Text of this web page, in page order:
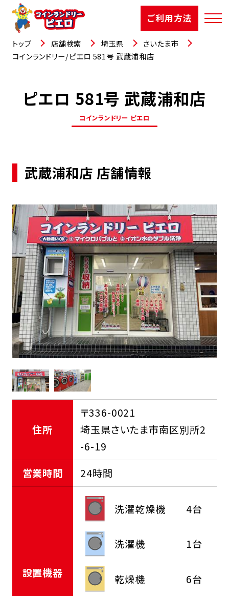
ご利用方法
店舗検索
選ばれる理由
お知らせ
お役立コラム
よくあるご質問
FCオーナー募集中
トップ 店舗検索 埼玉県
さいたま市
コインランドリー/ピエロ 581号 武蔵浦和店
ピエロ 581号 武蔵浦和店
コインランドリー ピエロ
武蔵浦和店 店舗情報
住所
〒336-0021
埼玉県さいたま市南区別所2
-6-19
営業時間
24時間
設置機器
洗濯乾燥機 4台
洗濯機 1台
乾燥機
6台